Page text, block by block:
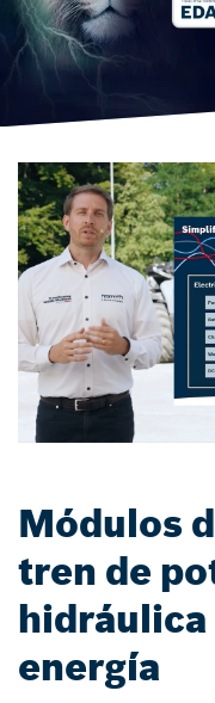
Módulos
tren de
hidráulica
energía